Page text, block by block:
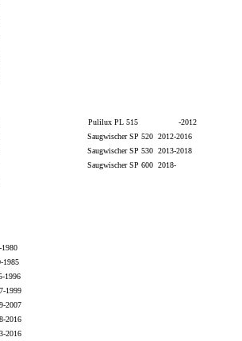
2008
2010
2012
-1995 Pulilux PL 515 -2012
Saugwischer SP 520 2012-2016
2003 Saugwischer SP 530 2013-2018
2003-2015 Saugwischer SP 600 2018-
1996
1999
2007
2016
2016